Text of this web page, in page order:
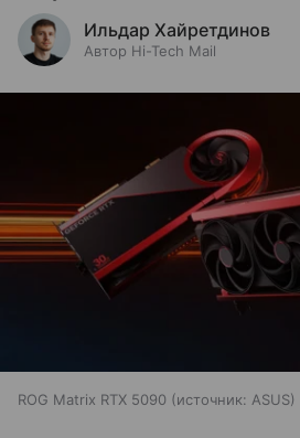
Ильдар Хайретдинов
Автор Hi-Tech Mail
ROG Matrix RTX 5090 источник: ASUS